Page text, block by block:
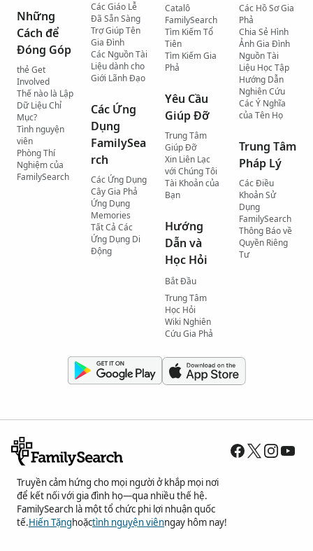
Những
Cách để
Đóng Góp
thẻ Get
Involved
Thế nào là Lập
Dữ Liệu Chỉ
Mục?
Tình nguyện
viên
Phòng Thí
Nghiệm của
FamilySearch
Các Giáo Lễ
Đã Sẵn Sàng
Trợ Giúp Tên
Gia Đình
Các Nguồn Tài
Liệu dành cho
Giới Lãnh Đạo
Các Ứng
Dụng
FamilySea
rch
Các Ứng Dụng
Cây Gia Phả
Ứng Dụng
Memories
Tất Cả Các
Ứng Dụng Di
Động
Catalô
FamilySearch
Tìm Kiếm Tổ
Tiên
Tìm Kiếm Gia
Phả
Yêu Cầu
Giúp Đỡ
Trung Tâm
Giúp Đỡ
Xin Liên Lạc
với Chúng Tôi
Tài Khoản của
Bạn
Hướng
Dẫn và
Học Hỏi
Bắt Đầu
Trung Tâm
Học Hỏi
Wiki Nghiên
Cứu Gia Phả
Các Hồ Sơ Gia
Phả
Chia Sẻ Hình
Ảnh Gia Đình
Nguồn Tài
Liệu Học Tập
Hướng Dẫn
Nghiên Cứu
Các Ý Nghĩa
của Tên Họ
Trung Tâm
Pháp Lý
Các Điều
Khoản Sử
Dụng
FamilySearch
Thông Báo về
Quyền Riêng
Tư
Truyền cảm hứng cho mọi người ở khắp mọi nơi
để kết nối với gia đình họ—qua nhiều thế hệ.
FamilySearch là một tổ chức phi lợi nhuận quốc
tế.Hiến Tặnghoặctình nguyện viênngay hôm nay!